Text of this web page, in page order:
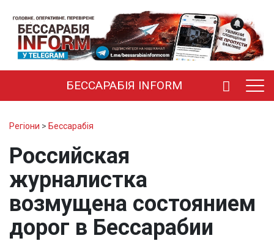
БЕССАРАБІЯ INFORM
Регіони > Бессарабія
Российская
журналистка
возмущена состоянием
дорог в Бессарабии